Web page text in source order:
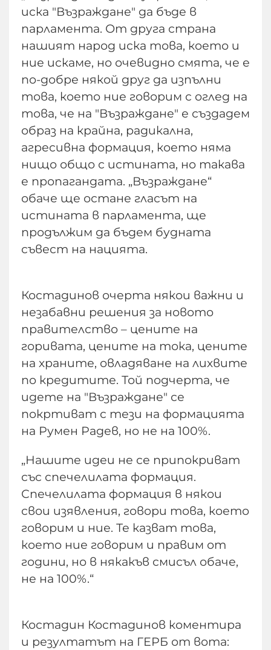
иска "Възраждане" да бъде в
парламента. От друга страна
нашият народ иска това, което и
ние искаме, но очевидно смята, че е
по-добре някой друг да изпълни
това, което ние говорим с оглед на
това, че на "Възраждане" е създадем
образ на крайна, радикална,
агресивна формация, което няма
нищо общо с истината, но такава
е пропагандата. „Възраждане“
обаче ще остане гласът на
истината в парламента, ще
продължим да бъдем будната
съвест на нацията.
Костадинов очерта някои важни и
незабавни решения за новото
правителство – цените на
горивата, цените на тока, цените
на храните, овладяване на лихвите
по кредитите. Той подчерта, че
идете на "Възраждане" се
покртиват с тези на формацията
на Румен Радев, но не на 100%.
„Нашите идеи не се припокриват
със спечелилата формация.
Спечелилата формация в някои
свои изявления, говори това, което
говорим и ние. Те казват това,
което ние говорим и правим от
години, но в някакъв смисъл обаче,
не на 100%.“
Костадин Костадинов коментира
и резултатът на ГЕРБ от вота: